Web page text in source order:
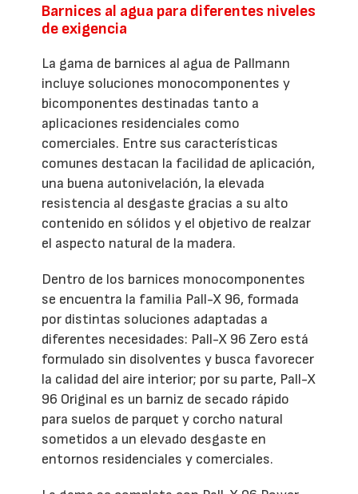
Barnices al agua para diferentes niveles
de exigencia
La gama de barnices al agua de Pallmann
incluye soluciones monocomponentes y
bicomponentes destinadas tanto a
aplicaciones residenciales como
comerciales. Entre sus características
comunes destacan la facilidad de aplicación,
una buena autonivelación, la elevada
resistencia al desgaste gracias a su alto
contenido en sólidos y el objetivo de realzar
el aspecto natural de la madera.
Dentro de los barnices monocomponentes
se encuentra la familia Pall-X 96, formada
por distintas soluciones adaptadas a
diferentes necesidades: Pall-X 96 Zero está
formulado sin disolventes y busca favorecer
la calidad del aire interior; por su parte, Pall-X
96 Original es un barniz de secado rápido
para suelos de parquet y corcho natural
sometidos a un elevado desgaste en
entornos residenciales y comerciales.